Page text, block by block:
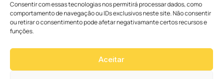
Consentir com essas tecnologias nos permitirá processar dados, como
comportamento de navegação ou IDs exclusivos neste site. Não consentir
ou retirar o consentimento pode afetar negativamante certos recursos e
funções.
Aceitar
Notícias Cáritas
Palavra dos Bispos
Fundo Diocesano
Vicariatos da Educação